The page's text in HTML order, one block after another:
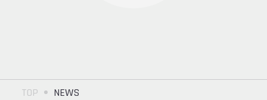
TOP NEWS